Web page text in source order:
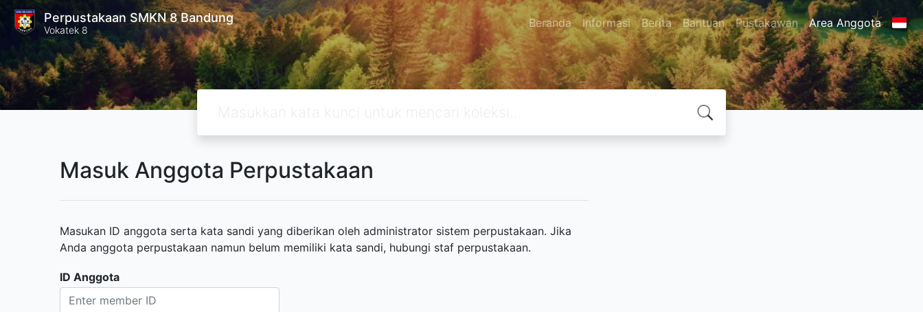
Perpustakaan SMKN 8 Bandung
Vokatek 8 Beranda Informasi Berita Bantuan Pustakawan Area Anggota
Masuk Anggota Perpustakaan
Masukan ID anggota serta kata sandi yang diberikan oleh administrator sistem perpustakaan. Jika
Anda anggota perpustakaan namun belum memiliki kata sandi, hubungi staf perpustakaan.
ID Anggota